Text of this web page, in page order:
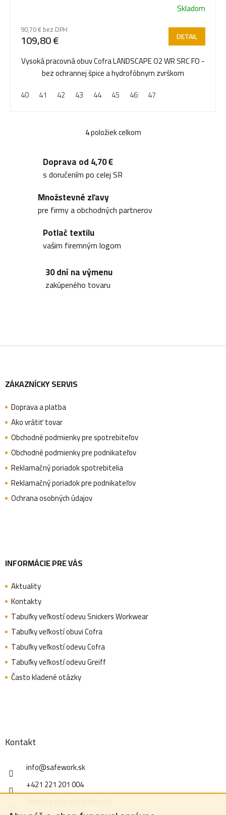
Skladom
90,70 € bez DPH
109,80 € DETAIL
Vysoká pracovná obuv Cofra LANDSCAPE O2 WR SRC FO -
bez ochrannej špice a hydrofóbnym zvrškom
40
41 42 43 44 45 46 47
O
v
l
d
c
e
s
u
4položiek celkom
Doprava od 4,70 €
s doručením po celej SR
Množstevné zľavy
pre firmy a obchodných partnerov
Potlač textilu
vašim firemným logom
30 dní na výmenu
zakúpeného tovaru
á
p
ä
t
e
ZÁKAZNÍCKY SERVIS
Doprava a platba
Ako vrátiť tovar
Obchodné podmienky pre spotrebiteľov
Obchodné podmienky pre podnikateľov
Reklamačný poriadok spotrebitelia
Reklamačný poriadok pre podnikateľov
Ochrana osobných údajov
INFORMÁCIE PRE VÁS
Aktuality
Kontakty
Tabuľky veľkostí odevu Snickers Workwear
Tabuľky veľkostí obuvi Cofra
Tabuľky veľkostí odevu Cofra
Tabuľky veľkostí odevu Greiff
Často kladené otázky
Kontakt
info@safework.sk
+421 221 201 004